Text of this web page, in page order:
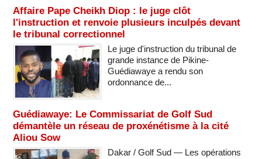
Affaire Pape Cheikh Diop : le juge clôt
l'instruction et renvoie plusieurs inculpés devant
le tribunal correctionnel
Le juge d'instruction du tribunal de
grande instance de Pikine-
Guédiawaye a rendu son
ordonnance de...
Guédiawaye: Le Commissariat de Golf Sud
démantèle un réseau de proxénétisme à la cité
Aliou Sow
Dakar / Golf Sud — Les opérations